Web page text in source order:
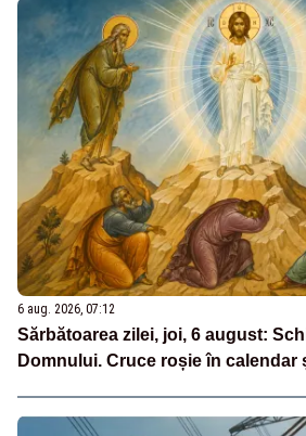
6 aug. 2026, 07:12
Sărbătoarea zilei, joi, 6 august:
Domnului. Cruce roșie în calendar